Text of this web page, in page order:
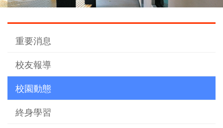
重要消息
校友報導
校園動態
終身學習